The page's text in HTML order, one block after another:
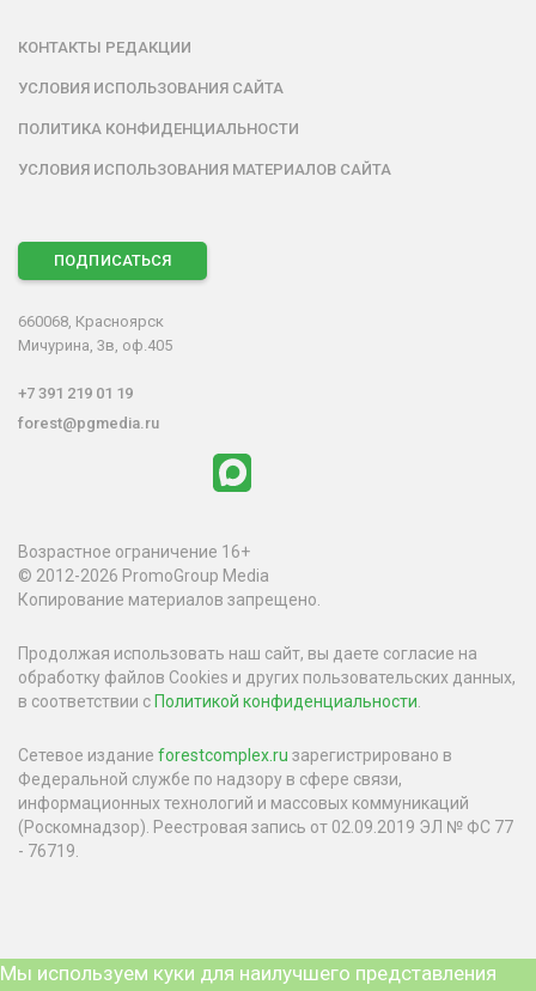
КОНТАКТЫ РЕДАКЦИИ
УСЛОВИЯ ИСПОЛЬЗОВАНИЯ САЙТА
ПОЛИТИКА КОНФИДЕНЦИАЛЬНОСТИ
УСЛОВИЯ ИСПОЛЬЗОВАНИЯ МАТЕРИАЛОВ САЙТА
ПОДПИСАТЬСЯ
660068, Красноярск
Мичурина, 3в, оф.405
+7 391 219 01 19
forest@pgmedia.ru
Возрастное ограничение 16+
© 2012-2026 PromoGroup Media
Копирование материалов запрещено.
Продолжая использовать наш сайт, вы даете согласие на
обработку файлов Cookies и других пользовательских данных,
в соответствии с Политикой конфиденциальности.
Сетевое издание forestcomplex.ru зарегистрировано в
Федеральной службе по надзору в сфере связи,
информационных технологий и массовых коммуникаций
(Роскомнадзор). Реестровая запись от 02.09.2019 ЭЛ № ФС 77
- 76719.
Мы используем куки для наилучшего представления